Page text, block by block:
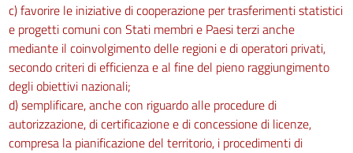
c) favorire le iniziative di cooperazione per trasferimenti statistici
e progetti comuni con Stati membri e Paesi terzi anche
mediante il coinvolgimento delle regioni e di operatori privati,
secondo criteri di efficienza e al fine del pieno raggiungimento
degli obiettivi nazionali;
d) semplificare, anche con riguardo alle procedure di
autorizzazione, di certificazione e di concessione di licenze,
compresa la pianificazione del territorio, i procedimenti di